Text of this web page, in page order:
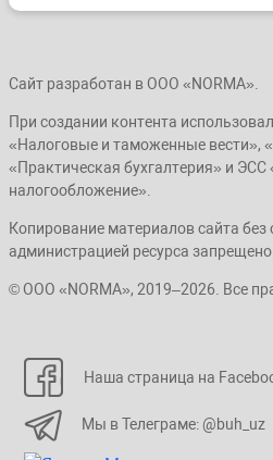
Сайт разработан в ООО «NORMA».
При создании контента
«Налоговые и таможенные вести»,
«Практическая бухгалтерия» и ЭСС
налогообложение».
Копирование материалов сайта без
администрацией ресурса запрещено.
© ООО «NORMA», 2019–2026. Все
Наша страница на
Мы в Телеграме: @buh_uz